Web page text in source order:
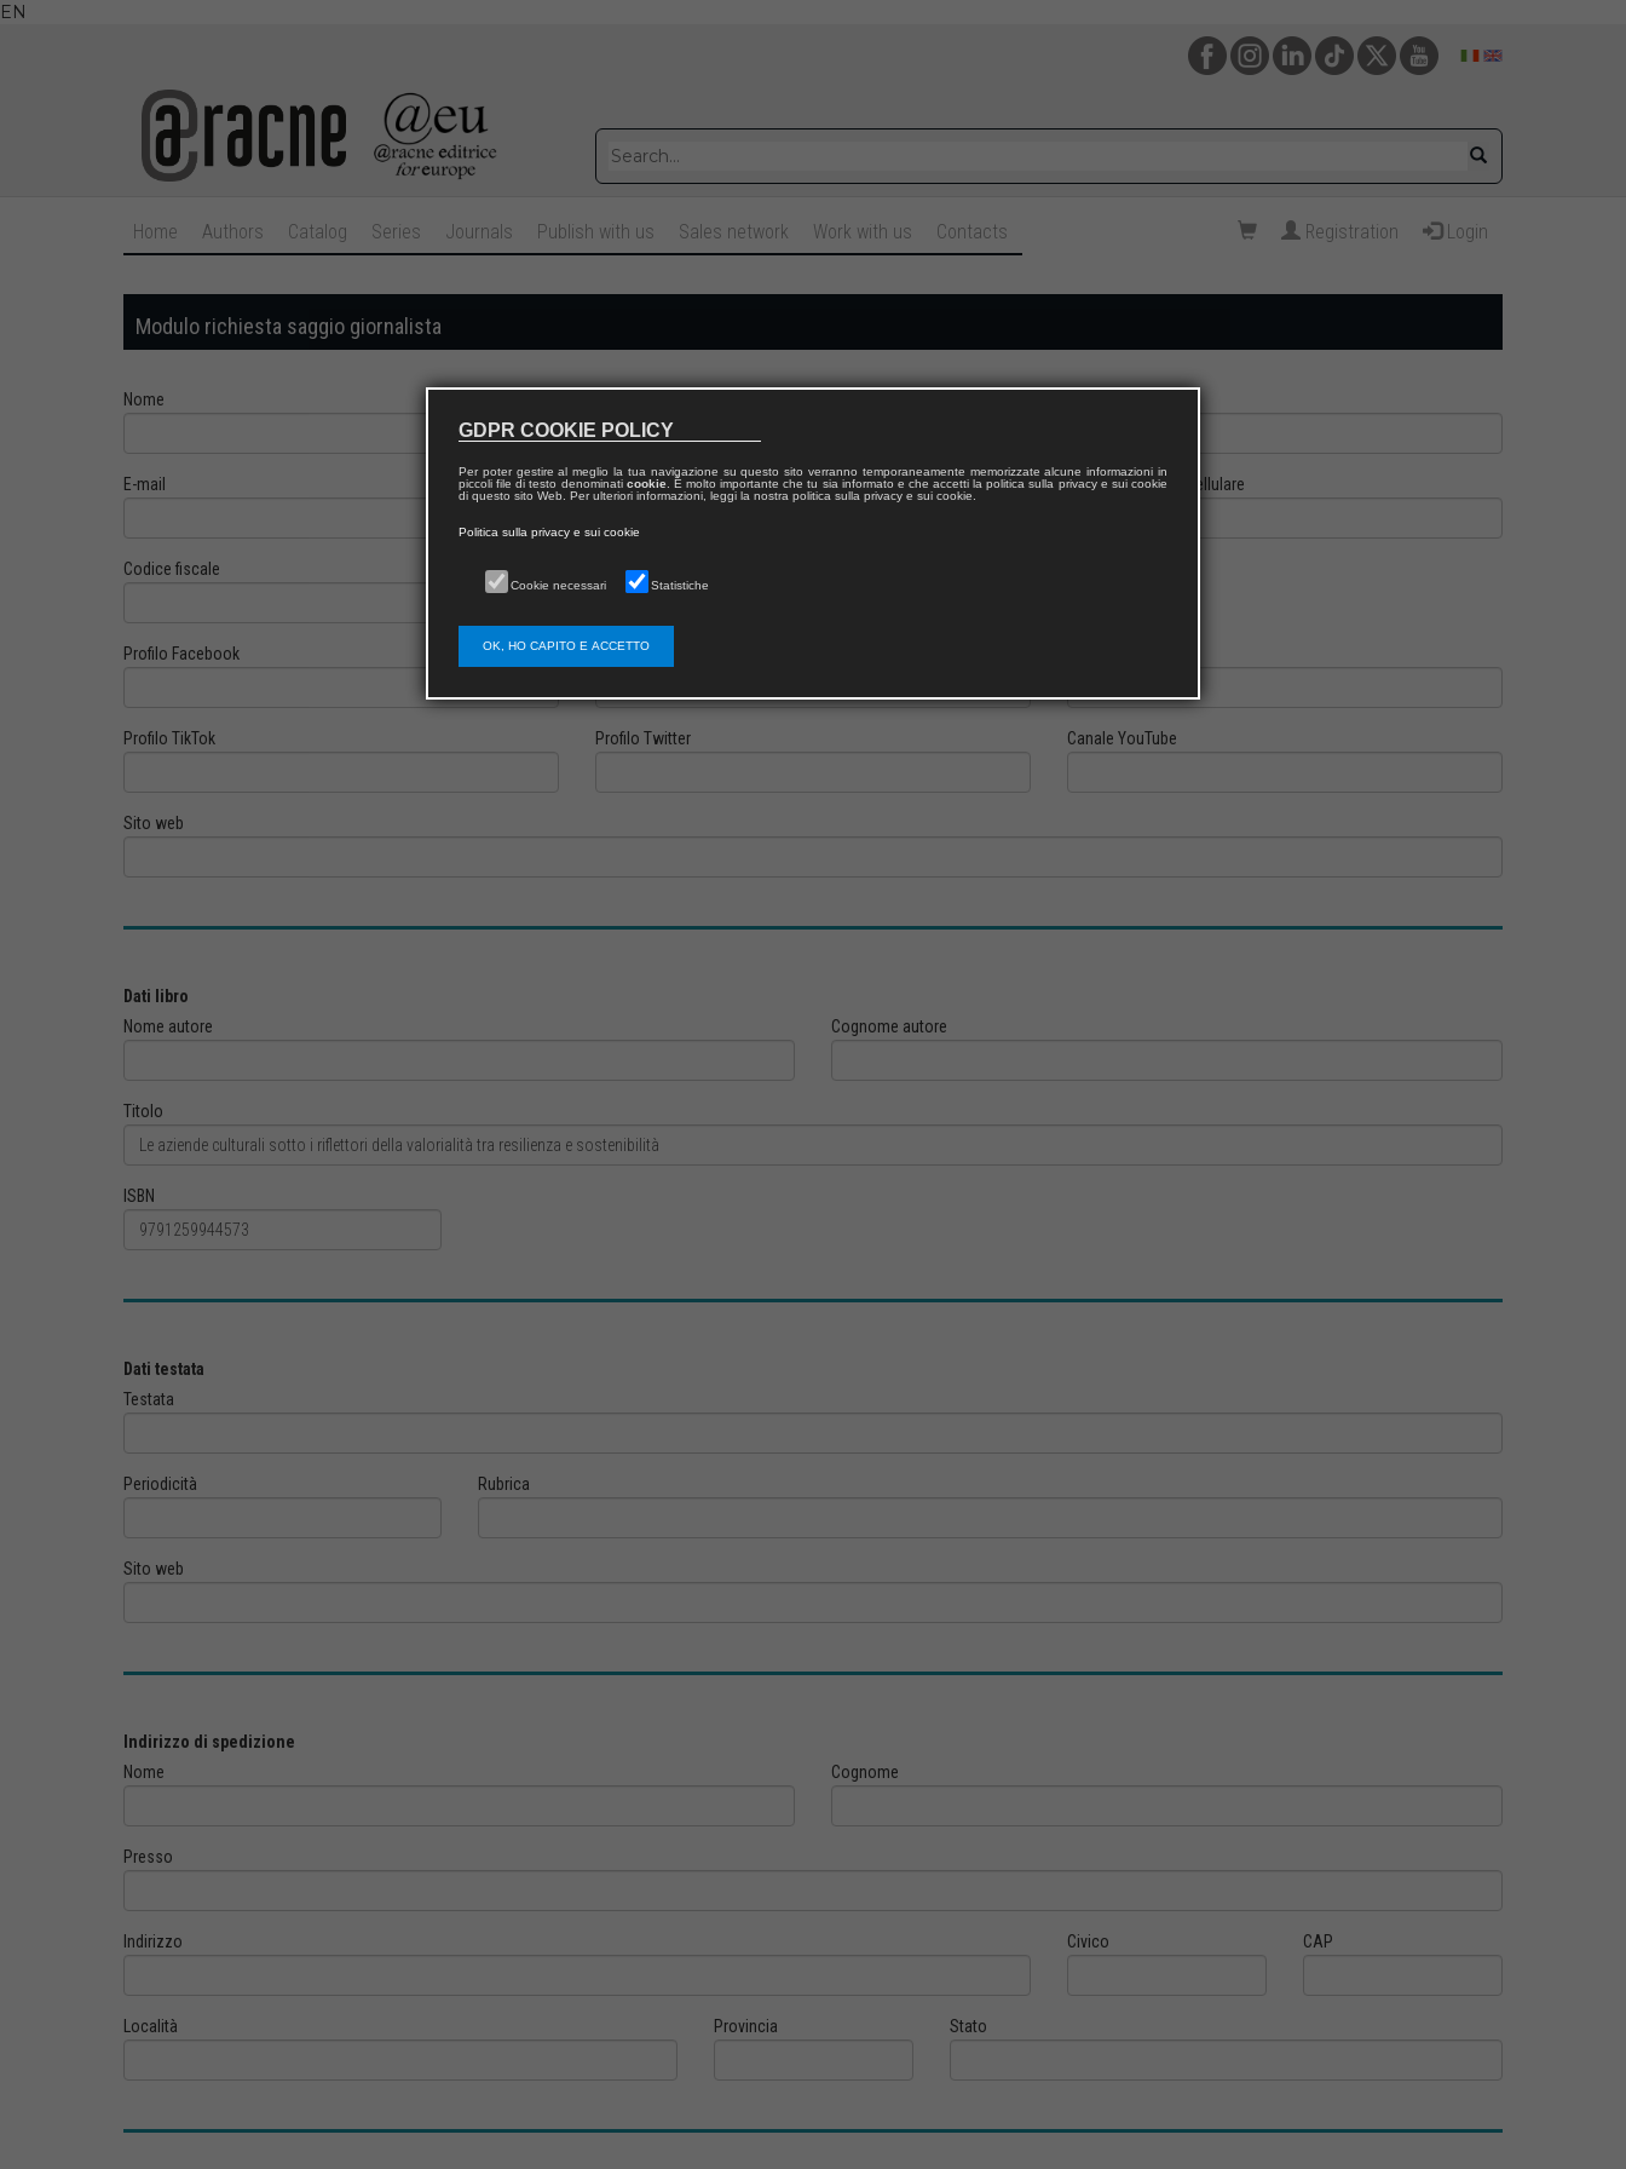
EN
Home Authors Catalog Series Journals Publish with us Sales network Work with us Contacts Registration Login
Modulo richiesta saggio giornalista
Nome
E-mail Telefono fisso Cellulare
Codice fiscale
Profilo Facebook Profilo Instagram
Profilo TikTok Profilo Twitter Canale YouTube
Sito web
Dati libro
Nome autore
Cognome autore
Titolo
ISBN
Dati testata
Testata
Periodicità Rubrica
Sito web
Indirizzo di spedizione
Nome
Cognome
Presso
Indirizzo Civico CAP
Località Provincia Stato
GDPR COOKIE POLICY
Per poter gestire al meglio la tua navigazione su questo sito verranno temporaneamente memorizzate alcune informazioni in
piccoli file di testo denominati cookie. È molto importante che tu sia informato e che accetti la politica sulla privacy e sui cookie
di questo sito Web. Per ulteriori informazioni, leggi la nostra politica sulla privacy e sui cookie.
Politica sulla privacy e sui cookie
Cookie necessari Statistiche
OK, HO CAPITO E ACCETTO